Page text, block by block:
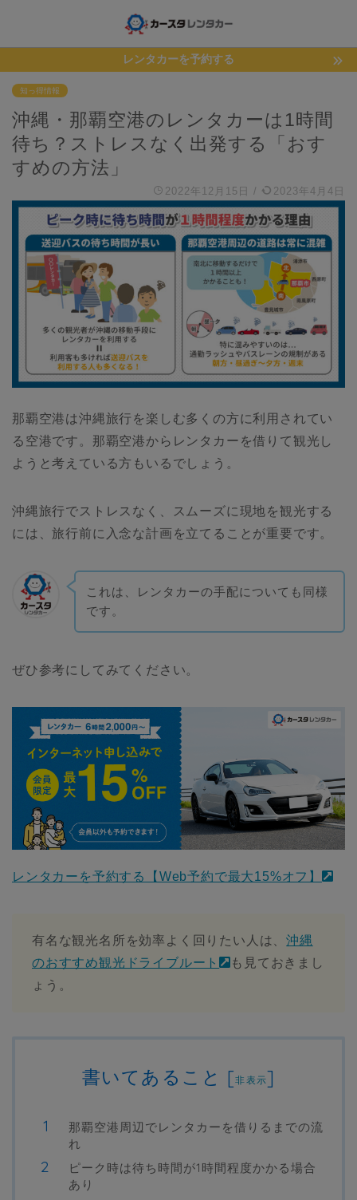
レンタカーを予約する
知っ得情報
沖縄・那覇空港のレンタカーは1時間
待ち？ストレスなく出発する「おす
すめの方法」
2022年12月15日 / 2023年4月4日
那覇空港は沖縄旅行を楽しむ多くの方に利用されてい
る空港です。那覇空港からレンタカーを借りて観光し
ようと考えている方もいるでしょう。
沖縄旅行でストレスなく、スムーズに現地を観光する
には、旅行前に入念な計画を立てることが重要です。
これは、レンタカーの手配についても同様
です。
ぜひ参考にしてみてください。
レンタカーを予約する【Web予約で最大15%オフ】
有名な観光名所を効率よく回りたい人は、沖縄
のおすすめ観光ドライブルート
も見ておきまし
ょう。
書いてあること [非表示]
那覇空港周辺でレンタカーを借りるまでの流
れ
ピーク時は待ち時間が1時間程度かかる場合
あり